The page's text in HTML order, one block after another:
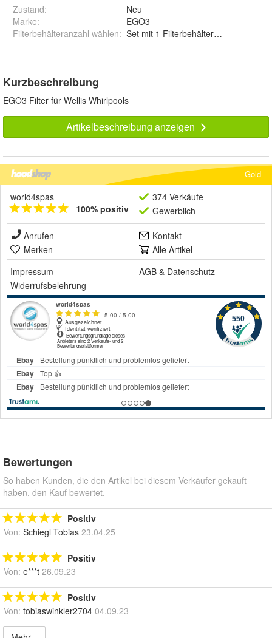
Zustand:
Neu
Marke:
EGO3
Filterbehälteranzahl wählen: Set mit 1 Filterbehälter, Set mit 2
Kurzbeschreibung
EGO3 Filter für Wellis Whirlpools
Artikelbeschreibung anzeigen
Gold
world4spas
100% positiv
374 Verkäufe
Gewerblich
Anrufen
Kontakt
Merken
Alle Artikel
Impressum
AGB & Datenschutz
Widerrufsbelehrung
Bewertungen
So haben Kunden, die den Artikel bei diesem Verkäufer gekauft
haben, den Kauf bewertet.
Positiv
Von: Schiegl Tobias 23.04.25
Positiv
Von: e***t 26.09.23
Positiv
Von: tobiaswinkler2704 04.09.23